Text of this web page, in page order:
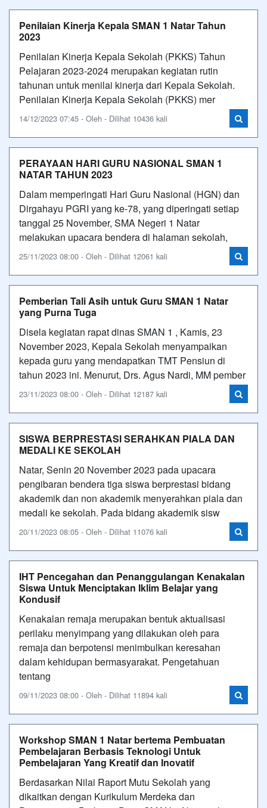
Penilaian Kinerja Kepala SMAN 1 Natar Tahun
2023
Penilaian Kinerja Kepala Sekolah (PKKS) Tahun
Pelajaran 2023-2024 merupakan kegiatan rutin
tahunan untuk menilai kinerja dari Kepala Sekolah.
Penilaian Kinerja Kepala Sekolah (PKKS) mer
14/12/2023 07:45 - Oleh - Dilihat 10436 kali
PERAYAAN HARI GURU NASIONAL SMAN 1
NATAR TAHUN 2023
Dalam memperingati Hari Guru Nasional (HGN) dan
Dirgahayu PGRI yang ke-78, yang diperingati setiap
tanggal 25 November, SMA Negeri 1 Natar
melakukan upacara bendera di halaman sekolah,
25/11/2023 08:00 - Oleh - Dilihat 12061 kali
Pemberian Tali Asih untuk Guru SMAN 1 Natar
yang Purna Tuga
Disela kegiatan rapat dinas SMAN 1 , Kamis, 23
November 2023, Kepala Sekolah menyampaikan
kepada guru yang mendapatkan TMT Pensiun di
tahun 2023 ini. Menurut, Drs. Agus Nardi, MM pember
23/11/2023 08:00 - Oleh - Dilihat 12187 kali
SISWA BERPRESTASI SERAHKAN PIALA DAN
MEDALI KE SEKOLAH
Natar, Senin 20 November 2023 pada upacara
pengibaran bendera tiga siswa berprestasi bidang
akademik dan non akademik menyerahkan piala dan
medali ke sekolah. Pada bidang akademik sisw
20/11/2023 08:05 - Oleh - Dilihat 11076 kali
IHT Pencegahan dan Penanggulangan Kenakalan
Siswa Untuk Menciptakan Iklim Belajar yang
Kondusif
Kenakalan remaja merupakan bentuk aktualisasi
perilaku menyimpang yang dilakukan oleh para
remaja dan berpotensi menimbulkan keresahan
dalam kehidupan bermasyarakat. Pengetahuan
tentang
09/11/2023 08:00 - Oleh - Dilihat 11894 kali
Workshop SMAN 1 Natar bertema Pembuatan
Pembelajaran Berbasis Teknologi Untuk
Pembelajaran Yang Kreatif dan Inovatif
Berdasarkan Nilai Raport Mutu Sekolah yang
dikaitkan dengan Kurikulum Merdeka dan